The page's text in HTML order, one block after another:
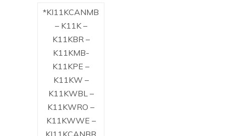
*KI11KCANMB
– K11K –
K11KBR –
K11KMB-
K11KPE –
K11KW –
K11KWBL –
K11KWRO –
K11KWWE –
KI11KCANBR